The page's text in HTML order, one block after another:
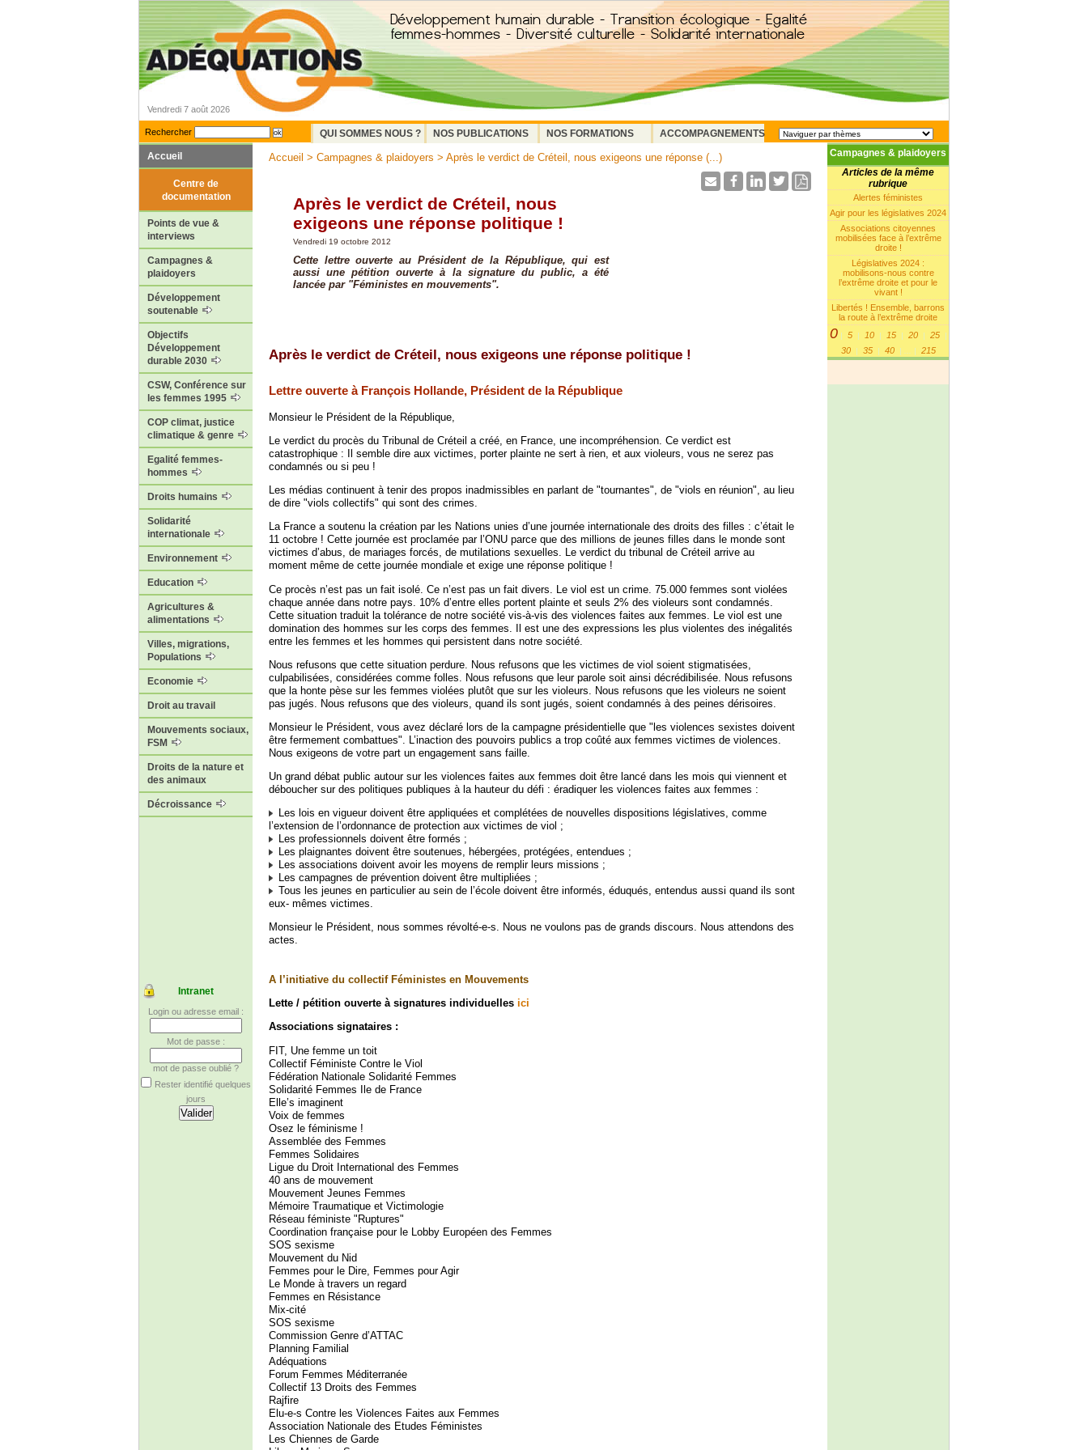
Vendredi 7 août 2026
Rechercher QUI SOMMES NOUS ? NOS PUBLICATIONS NOS FORMATIONS
ACCOMPAGNEMENTS
Accueil
Centre de
documentation
Points de vue &
interviews
Campagnes &
plaidoyers
Développement
soutenable
Objectifs
Développement
durable 2030
CSW, Conférence sur
les femmes 1995
COP climat, justice
climatique & genre
Egalité femmes-
hommes
Droits humains
Solidarité
internationale
Environnement
Education
Agricultures &
alimentations
Villes, migrations,
Populations
Economie
Droit au travail
Mouvements sociaux,
FSM
Droits de la nature et
des animaux
Décroissance
Intranet
Login ou adresse email :
Mot de passe :
mot de passe oublié ?
Rester identifié quelques
jours
Campagnes & plaidoyers
Articles de la même
rubrique
Alertes féministes
Agir pour les législatives 2024
Associations citoyennes
mobilisées face à l’extrême
droite !
Législatives 2024 :
mobilisons-nous contre
l’extrême droite et pour le
vivant !
Libertés ! Ensemble, barrons
la route à l’extrême droite
0| 5 | 10 | 15 | 20 | 25 |
30 | 35 | 40 | | 215
Accueil > Campagnes & plaidoyers > Après le verdict de Créteil, nous exigeons une réponse (...)
Après le verdict de Créteil, nous
exigeons une réponse politique !
Vendredi 19 octobre 2012
Cette lettre ouverte au Président de la République, qui est
aussi une pétition ouverte à la signature du public, a été
lancée par "Féministes en mouvements".
Après le verdict de Créteil, nous exigeons une réponse politique !
Lettre ouverte à François Hollande, Président de la République
Monsieur le Président de la République,
Le verdict du procès du Tribunal de Créteil a créé, en France, une incompréhension. Ce verdict est
catastrophique : Il semble dire aux victimes, porter plainte ne sert à rien, et aux violeurs, vous ne serez pas
condamnés ou si peu !
Les médias continuent à tenir des propos inadmissibles en parlant de "tournantes", de "viols en réunion", au lieu
de dire "viols collectifs" qui sont des crimes.
La France a soutenu la création par les Nations unies d’une journée internationale des droits des filles : c’était le
11 octobre ! Cette journée est proclamée par l’ONU parce que des millions de jeunes filles dans le monde sont
victimes d’abus, de mariages forcés, de mutilations sexuelles. Le verdict du tribunal de Créteil arrive au
moment même de cette journée mondiale et exige une réponse politique !
Ce procès n’est pas un fait isolé. Ce n’est pas un fait divers. Le viol est un crime. 75.000 femmes sont violées
chaque année dans notre pays. 10% d’entre elles portent plainte et seuls 2% des violeurs sont condamnés.
Cette situation traduit la tolérance de notre société vis-à-vis des violences faites aux femmes. Le viol est une
domination des hommes sur les corps des femmes. Il est une des expressions les plus violentes des inégalités
entre les femmes et les hommes qui persistent dans notre société.
Nous refusons que cette situation perdure. Nous refusons que les victimes de viol soient stigmatisées,
culpabilisées, considérées comme folles. Nous refusons que leur parole soit ainsi décrédibilisée. Nous refusons
que la honte pèse sur les femmes violées plutôt que sur les violeurs. Nous refusons que les violeurs ne soient
pas jugés. Nous refusons que des violeurs, quand ils sont jugés, soient condamnés à des peines dérisoires.
Monsieur le Président, vous avez déclaré lors de la campagne présidentielle que "les violences sexistes doivent
être fermement combattues". L’inaction des pouvoirs publics a trop coûté aux femmes victimes de violences.
Nous exigeons de votre part un engagement sans faille.
Un grand débat public autour sur les violences faites aux femmes doit être lancé dans les mois qui viennent et
déboucher sur des politiques publiques à la hauteur du défi : éradiquer les violences faites aux femmes :
Les lois en vigueur doivent être appliquées et complétées de nouvelles dispositions législatives, comme
l’extension de l’ordonnance de protection aux victimes de viol ;
Les professionnels doivent être formés ;
Les plaignantes doivent être soutenues, hébergées, protégées, entendues ;
Les associations doivent avoir les moyens de remplir leurs missions ;
Les campagnes de prévention doivent être multipliées ;
Tous les jeunes en particulier au sein de l’école doivent être informés, éduqués, entendus aussi quand ils sont
eux- mêmes victimes.
Monsieur le Président, nous sommes révolté-e-s. Nous ne voulons pas de grands discours. Nous attendons des
actes.
A l’initiative du collectif Féministes en Mouvements
Lette / pétition ouverte à signatures individuelles ici
Associations signataires :
FIT, Une femme un toit
Collectif Féministe Contre le Viol
Fédération Nationale Solidarité Femmes
Solidarité Femmes Ile de France
Elle’s imaginent
Voix de femmes
Osez le féminisme !
Assemblée des Femmes
Femmes Solidaires
Ligue du Droit International des Femmes
40 ans de mouvement
Mouvement Jeunes Femmes
Mémoire Traumatique et Victimologie
Réseau féministe "Ruptures"
Coordination française pour le Lobby Européen des Femmes
SOS sexisme
Mouvement du Nid
Femmes pour le Dire, Femmes pour Agir
Le Monde à travers un regard
Femmes en Résistance
Mix-cité
SOS sexisme
Commission Genre d’ATTAC
Planning Familial
Adéquations
Forum Femmes Méditerranée
Collectif 13 Droits des Femmes
Rajfire
Elu-e-s Contre les Violences Faites aux Femmes
Association Nationale des Etudes Féministes
Les Chiennes de Garde